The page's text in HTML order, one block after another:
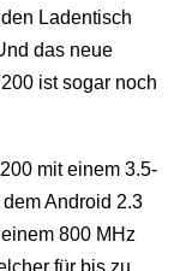
Ladentisch
das neue
ist sogar noch
mit einem 3.5-
Android 2.3
800 MHz
für bis zu